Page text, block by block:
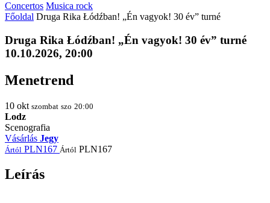
Concertos Musica rock
Főoldal Druga Rika Łódźban! „Én vagyok! 30 év” turné
Druga Rika Łódźban! „Én vagyok! 30 év” turné
10.10.2026, 20:00
Menetrend
10 okt szombat szo 20:00
Lodz
Scenografia
Vásárlás Jegy
Ártól PLN167 Ártól PLN167
Leírás